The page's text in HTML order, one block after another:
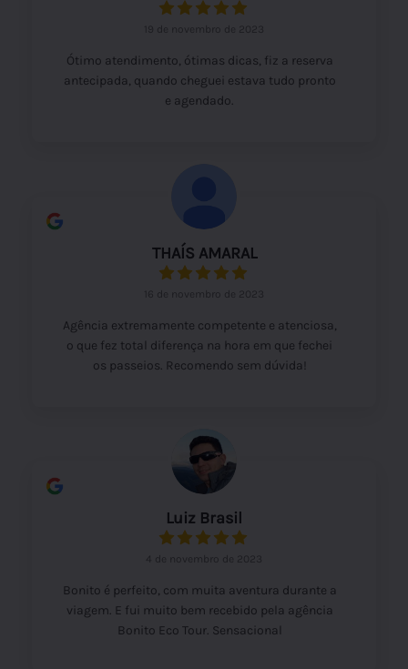
19 de novembro de 2023
Ótimo atendimento, ótimas dicas, fiz a reserva
antecipada, quando cheguei estava tudo pronto
e agendado.
THAÍS AMARAL
16 de novembro de 2023
Agência extremamente competente e atenciosa,
o que fez total diferença na hora em que fechei
os passeios. Recomendo sem dúvida!
Luiz Brasil
4 de novembro de 2023
Bonito é perfeito, com muita aventura durante a
viagem. E fui muito bem recebido pela agência
Bonito Eco Tour. Sensacional